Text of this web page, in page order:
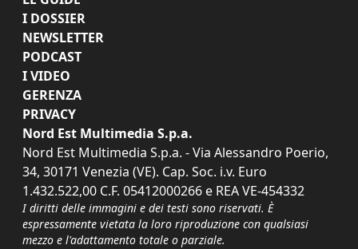
I DOSSIER
NEWSLETTER
PODCAST
I VIDEO
GERENZA
PRIVACY
Nord Est Multimedia S.p.a.
Nord Est Multimedia S.p.a. - Via Alessandro Poerio,
34, 30171 Venezia (VE). Cap. Soc. i.v. Euro
1.432.522,00 C.F. 05412000266 e REA VE-454332
I diritti delle immagini e dei testi sono riservati. È
espressamente vietata la loro riproduzione con qualsiasi
mezzo e l'adattamento totale o parziale.